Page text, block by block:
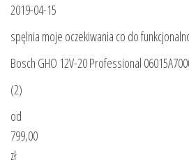
2019-04-15
spęlnia moje oczekiwania co do
Bosch GHO 12V-20 Professional
(2)
od
799,00
zł